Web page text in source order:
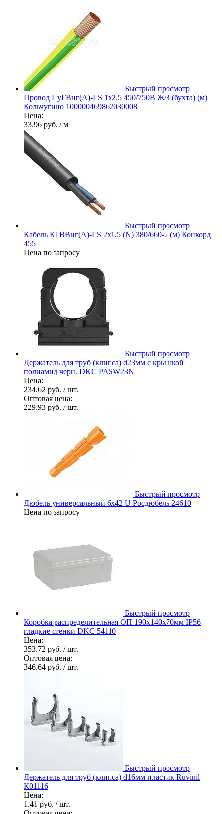
Быстрый просмотр
Провод ПуГВнг(А)-LS 1х2.5 450/750В Ж/З (бухта) (м)
Кольчугино 100000469862030008
Цена:
33.96 руб. / м
Быстрый просмотр
Кабель КГВВнг(А)-LS 2х1.5 (N) 380/660-2 (м) Конкорд
455
Цена по запросу
Быстрый просмотр
Держатель для труб (клипса) d23мм с крышкой
полиамид черн. DKC PASW23N
Цена:
234.62 руб. / шт.
Оптовая цена:
229.93 руб. / шт.
Быстрый просмотр
Дюбель универсальный 6х42 U Росдюбель 24610
Цена по запросу
Быстрый просмотр
Коробка распределительная ОП 190х140х70мм IP56
гладкие стенки DKC 54110
Цена:
353.72 руб. / шт.
Оптовая цена:
346.64 руб. / шт.
Быстрый просмотр
Держатель для труб (клипса) d16мм пластик Ruvinil
К01116
Цена:
1.41 руб. / шт.